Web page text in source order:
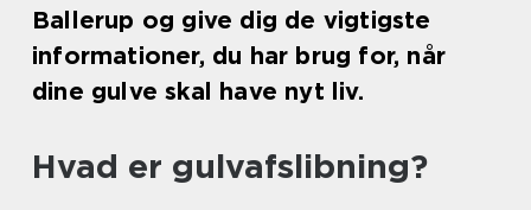
Ballerup og give dig de vigtigste
informationer, du har brug for, når
dine gulve skal have nyt liv.
Hvad er gulvafslibning?